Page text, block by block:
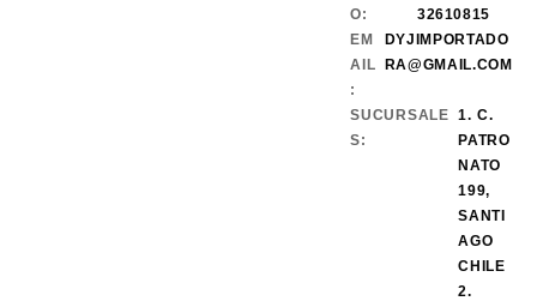
O:
32610815
EM
AIL
:
DYJIMPORTADO
RA@GMAIL.COM
SUCURSALE
S:
1. C.
PATRO
NATO
199,
SANTI
AGO
CHILE
2.